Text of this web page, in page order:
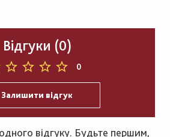
Відгуки (0)
0
Залишити відгук
відгуку. Будьте першим,